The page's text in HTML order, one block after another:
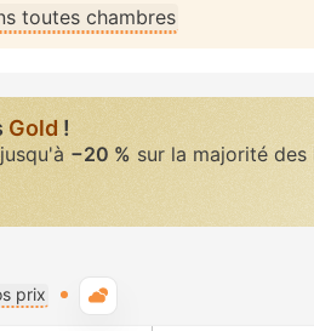
toutes chambres
Gold!
−20 % sur la majorité des
prix